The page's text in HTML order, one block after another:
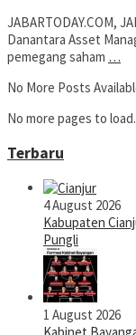
JABARTODAY.COM,
Danantara Asset
pemegang saham …
No More Posts
No more pages to load.
Terbaru
4 August 2026
Kabupaten
Pungli
1 August 2026
Kabinet